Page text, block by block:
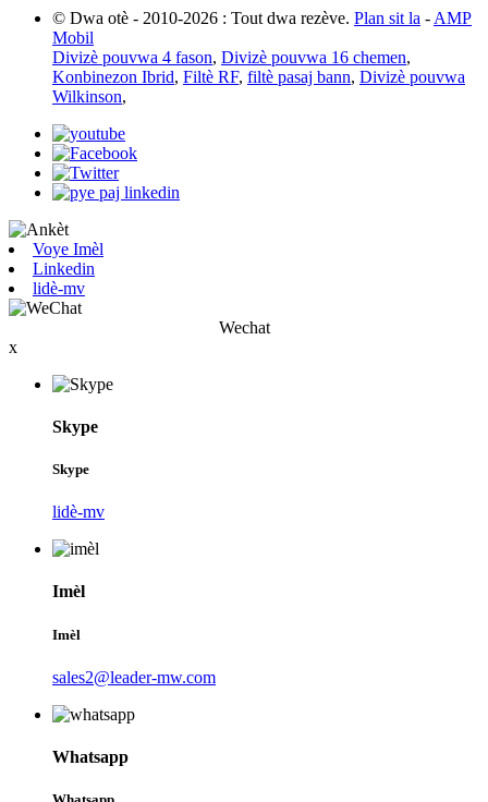
© Dwa otè - 2010-2026 : Tout dwa rezève. Plan sit la - AMP
Mobil
Divizè pouvwa 4 fason, Divizè pouvwa 16 chemen,
Konbinezon Ibrid, Filtè RF, filtè pasaj bann, Divizè pouvwa
Wilkinson,
Voye Imèl
Linkedin
lidè-mv
Wechat
x
Skype
Skype
lidè-mv
Imèl
Imèl
sales2@leader-mw.com
Whatsapp